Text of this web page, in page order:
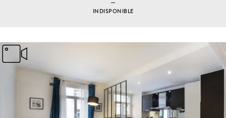
INDISPONIBLE